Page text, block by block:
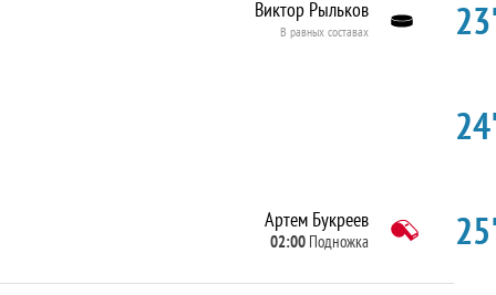
Виктор Рыльков
В равных составах
Артем Букреев
02:00 Подножка